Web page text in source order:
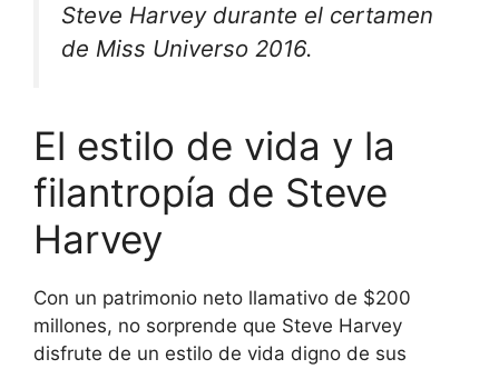
Steve Harvey durante el certamen
de Miss Universo 2016.
El estilo de vida y la
filantropía de Steve
Harvey
Con un patrimonio neto llamativo de $200
millones, no sorprende que Steve Harvey
disfrute de un estilo de vida digno de sus